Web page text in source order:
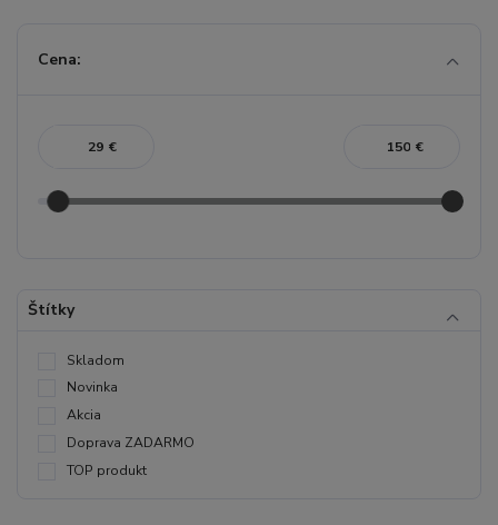
Cena:
€ €
Štítky
Skladom
Novinka
Akcia
Doprava ZADARMO
TOP produkt